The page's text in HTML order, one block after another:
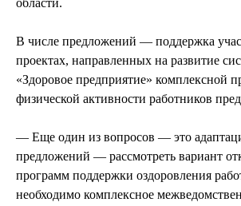
области.
В числе предложений — поддержка
проектах, направленных на развитие
«Здоровое предприятие»
физической активности работников
— Еще один из вопросов — это
предложений — рассмотреть вариант
программ поддержки оздоровления
необходимо комплексное